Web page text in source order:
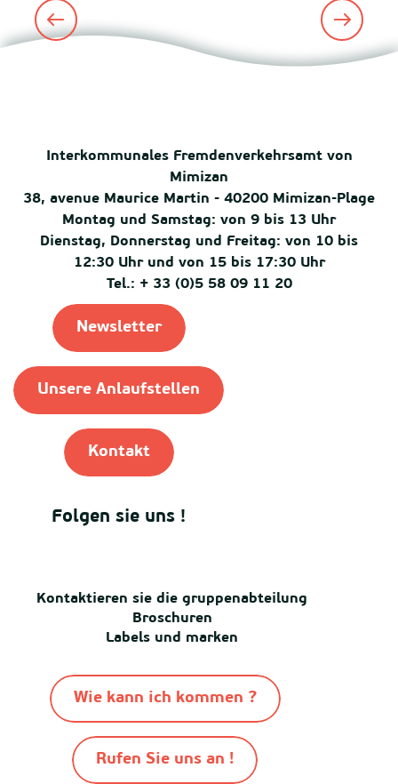
Über uns
Interkommunales Fremdenverkehrsamt von
Mimizan
38, avenue Maurice Martin - 40200 Mimizan-Plage
Montag und Samstag: von 9 bis 13 Uhr
Dienstag, Donnerstag und Freitag: von 10 bis
12:30 Uhr und von 15 bis 17:30 Uhr
Tel.: + 33 (0)5 58 09 11 20
Newsletter
Unsere Anlaufstellen
Kontakt
Folgen sie uns !
Kontaktieren sie die gruppenabteilung
Broschuren
Labels und marken
Wie kann ich kommen ?
Rufen Sie uns an !